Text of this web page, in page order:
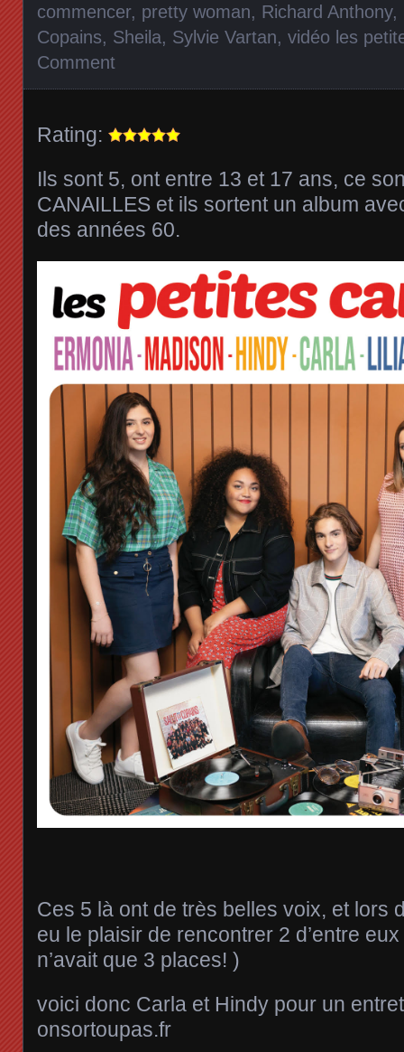
commencer, pretty woman, Richard Anthony,
Copains, Sheila, Sylvie Vartan, vidéo les
Comment
Rating:
Ils sont 5, ont entre 13 et 17 ans, ce
CANAILLES et ils sortent un album
des années 60.
Ces 5 là ont de très belles voix, et lors
eu le plaisir de rencontrer 2 d’entre
n’avait que 3 places! )
voici donc Carla et Hindy pour un
onsortoupas.fr